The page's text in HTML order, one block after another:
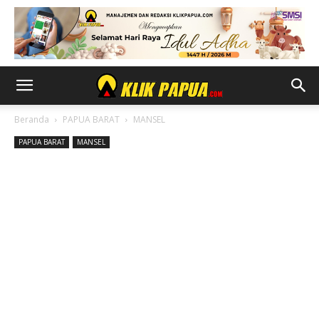
Beranda PAPUA BARAT MANSEL
PAPUA BARAT MANSEL